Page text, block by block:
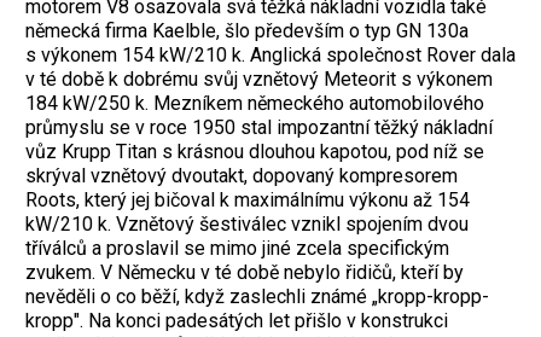
motorem V8 osazovala svá těžká nákladní vozidla také
německá firma Kaelble, šlo především o typ GN 130a
s výkonem 154 kW/210 k. Anglická společnost Rover dala
v té době k dobrému svůj vznětový Meteorit s výkonem
184 kW/250 k. Mezníkem německého automobilového
průmyslu se v roce 1950 stal impozantní těžký nákladní
vůz Krupp Titan s krásnou dlouhou kapotou, pod níž se
skrýval vznětový dvoutakt, dopovaný kompresorem
Roots, který jej bičoval k maximálnímu výkonu až 154
kW/210 k. Vznětový šestiválec vznikl spojením dvou
tříválců a proslavil se mimo jiné zcela specifickým
zvukem. V Německu v té době nebylo řidičů, kteří by
nevěděli o co běží, když zaslechli známé „kropp-kropp-
kropp". Na konci padesátých let přišlo v konstrukci